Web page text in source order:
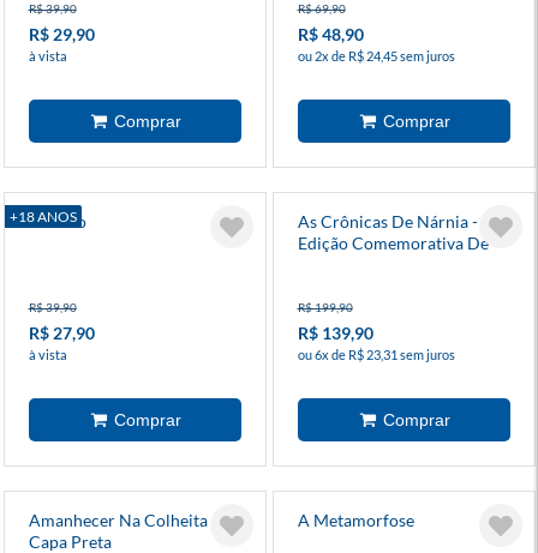
R$ 39,90
R$ 29,90
à vista
R$ 69,90
R$ 48,90
ou 2x de R$ 24,45 sem juros
+18 ANOS
O Risco
R$ 39,90
R$ 27,90
à vista
As Crônicas De Nárnia -
Edição Comemorativa De
R$ 199,90
R$ 139,90
ou 6x de R$ 23,31 sem juros
Amanhecer Na Colheita -
Capa Preta
A Metamorfose